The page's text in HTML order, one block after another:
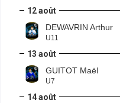
12 août
DEWAVRIN Arthur
U11
13 août
GUITOT Maël
U7
14 août